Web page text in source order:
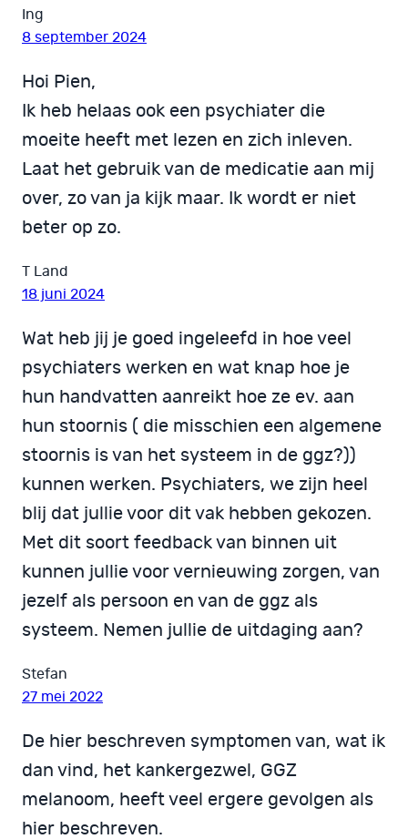
Ing
8 september 2024
Hoi Pien,
Ik heb helaas ook een psychiater die
moeite heeft met lezen en zich inleven.
Laat het gebruik van de medicatie aan mij
over, zo van ja kijk maar. Ik wordt er niet
beter op zo.
T Land
18 juni 2024
Wat heb jij je goed ingeleefd in hoe veel
psychiaters werken en wat knap hoe je
hun handvatten aanreikt hoe ze ev. aan
hun stoornis ( die misschien een algemene
stoornis is van het systeem in de ggz?))
kunnen werken. Psychiaters, we zijn heel
blij dat jullie voor dit vak hebben gekozen.
Met dit soort feedback van binnen uit
kunnen jullie voor vernieuwing zorgen, van
jezelf als persoon en van de ggz als
systeem. Nemen jullie de uitdaging aan?
Stefan
27 mei 2022
De hier beschreven symptomen van, wat ik
dan vind, het kankergezwel, GGZ
melanoom, heeft veel ergere gevolgen als
hier beschreven.